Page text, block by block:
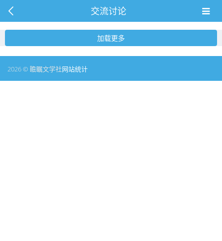
交流讨论
加载更多
2026 © 瞻瞩文学社网站统计